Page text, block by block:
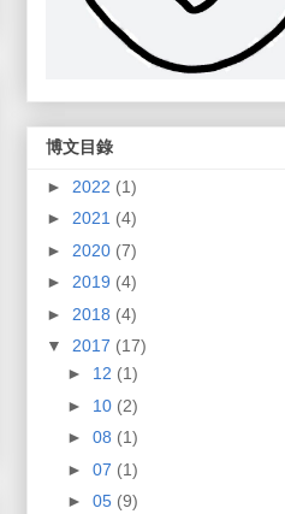
博文目錄
► 2022 (1)
► 2021 (4)
► 2020 (7)
► 2019 (4)
► 2018 (4)
▼ 2017 (17)
► 12 (1)
► 10 (2)
► 08 (1)
► 07 (1)
► 05 (9)